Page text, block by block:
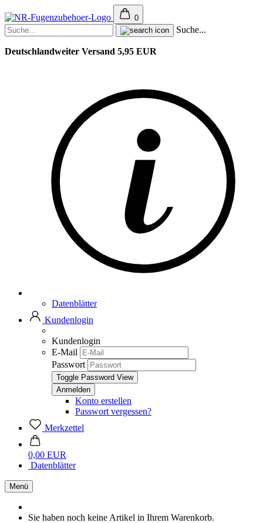
0
Suche...
Deutschlandweiter Versand 5,95 EUR
Datenblätter
Kundenlogin
Kundenlogin
E-Mail
Passwort
Toggle Password View
Konto erstellen
Passwort vergessen?
Merkzettel
0,00 EUR
Datenblätter
Menü
Sie haben noch keine Artikel in Ihrem Warenkorb.